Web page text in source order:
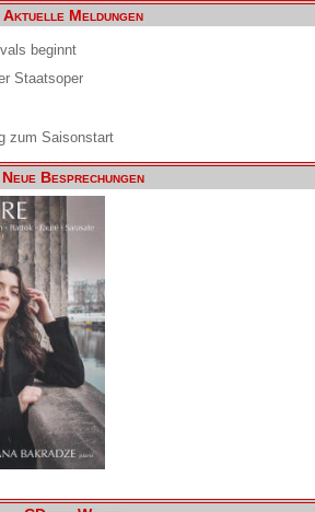
Aktuelle Meldungen
beginnt
Staatsoper
zum Saisonstart
Neue Besprechungen